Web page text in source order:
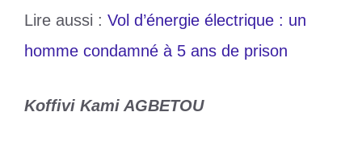
Lire aussi : Vol d’énergie électrique : un
homme condamné à 5 ans de prison
Koffivi Kami AGBETOU